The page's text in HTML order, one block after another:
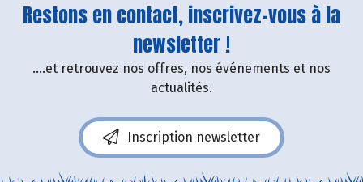
Restons en contact, inscrivez-vous à la
newsletter !
....et retrouvez nos offres, nos événements et nos
actualités.
Inscription newsletter